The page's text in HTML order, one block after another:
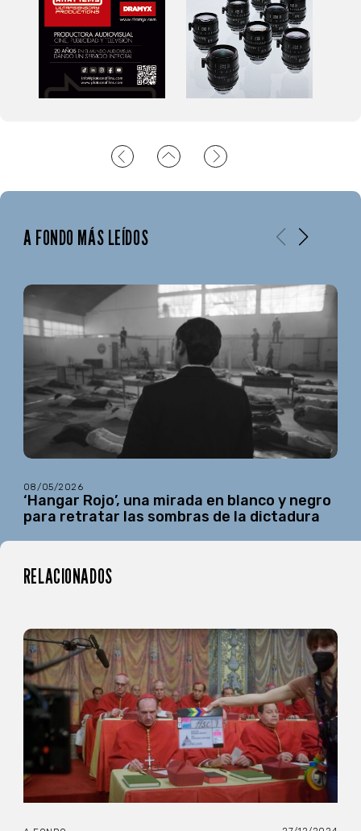
A FONDO MÁS LEÍDOS
08/05/2026
‘Hangar Rojo’, una mirada en blanco y negro
para retratar las sombras de la dictadura
RELACIONADOS